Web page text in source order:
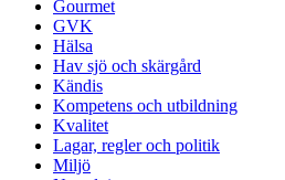
Gourmet
GVK
Hälsa
Hav sjö och skärgård
Kändis
Kompetens och utbildning
Kvalitet
Lagar, regler och politik
Miljö